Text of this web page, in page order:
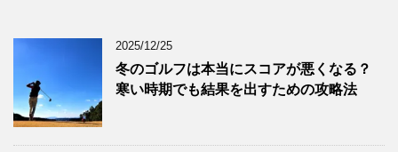
2025/12/25
冬のゴルフは本当にスコアが悪くなる？
寒い時期でも結果を出すための攻略法